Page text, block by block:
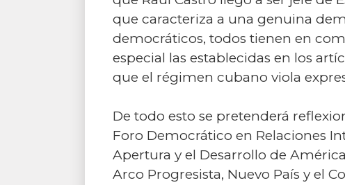
que caracteriza a una genuina
democráticos, todos tienen en
especial las establecidas en los
que el régimen cubano viola
De todo esto se pretenderá
Foro Democrático en Relaciones
Apertura y el Desarrollo de
Arco Progresista, Nuevo País y el